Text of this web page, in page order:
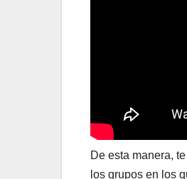
De esta manera,
los grupos en los